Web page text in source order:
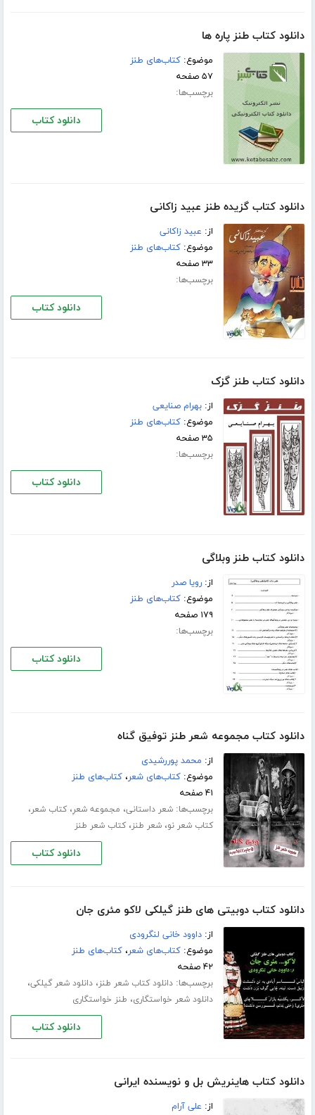
دانلود کتاب طنز پاره ها
موضوع:کتاب‌های طنز
۵۷ صفحه
برچسب‌ها:
دانلود کتاب
دانلود کتاب گزیده طنز عبید زاکانی
از: عبید زاکانی
موضوع:کتاب‌های طنز
۳۳ صفحه
برچسب‌ها:
دانلود کتاب
دانلود کتاب طنز گزک
از:بهرام صنایعی
موضوع:کتاب‌های طنز
۳۵ صفحه
برچسب‌ها:
دانلود کتاب
دانلود کتاب طنز وبلاگی
از:رویا صدر
موضوع:کتاب‌های طنز
۱۷۹ صفحه
برچسب‌ها:
دانلود کتاب
دانلود کتاب مجموعه شعر طنز توفیق گناه
از: محمد پوررشیدی
موضوع:کتاب‌های شعر،کتاب‌های طنز
۴۱ صفحه
برچسب‌ها:شعر داستانی، مجموعه شعرِ،کتاب شعر،
کتاب شعر نو،شعر طنز،کتاب شعر طنز
دانلود کتاب
دانلود کتاب دوبیتی های طنز گیلکی لاکو مئری جان
از:داوود خانی لنگرودی
موضوع:کتاب‌های شعر،کتاب‌های طنز
۴۲ صفحه
برچسب‌ها:دانلود کتاب شعر طنز،دانلود شعر گیلکی،
دانلود شعر خواستگاری، طنز خواستگاری
دانلود کتاب
دانلود کتاب هاینریش بل و نویسنده ایرانی
از: علی آرام